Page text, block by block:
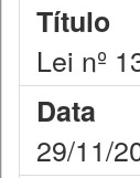
Título
Lei nº
Data
29/11/